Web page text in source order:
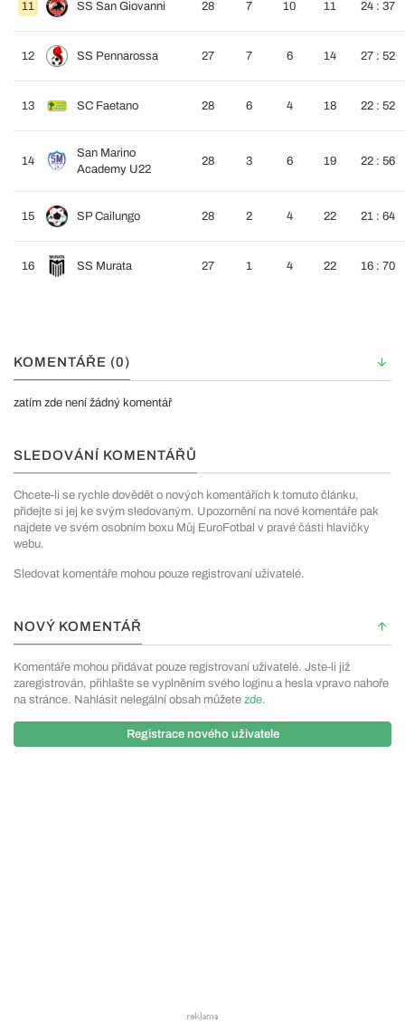
11 SS San Giovanni 28 7 10 11 24 : 37
12 SS Pennarossa 27 7 6 14 27 : 52
13 SC Faetano 28 6 4 18 22 : 52
14
San Marino
Academy U22
28 3 6 19 22 : 56
15 SP Cailungo 28 2 4 22 21 : 64
16 SS Murata 27 1 4 22 16 : 70
KOMENTÁŘE (0)
zatím zde není žádný komentář
SLEDOVÁNÍ KOMENTÁŘŮ
Chcete-li se rychle dovědět o nových komentářích k tomuto článku,
přidejte si jej ke svým sledovaným. Upozornění na nové komentáře pak
najdete ve svém osobním boxu Můj EuroFotbal v pravé části hlavičky
webu.
Sledovat komentáře mohou pouze registrovaní uživatelé.
NOVÝ KOMENTÁŘ
Komentáře mohou přidávat pouze registrovaní uživatelé. Jste-li již
zaregistrován, přihlašte se vyplněním svého loginu a hesla vpravo nahoře
na stránce. Nahlásit nelegální obsah můžete zde.
Registrace nového uživatele